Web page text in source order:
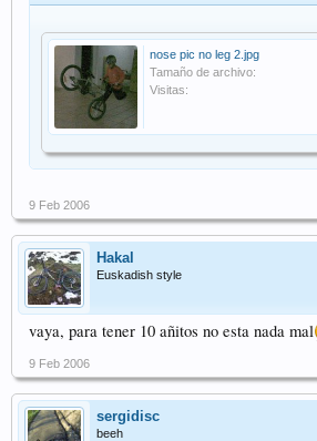
nose pic no leg 2.jpg
Tamaño de archivo:
Visitas:
9 Feb 2006
Hakal
Euskadish style
vaya, para tener 10 añitos no esta nada mal
9 Feb 2006
sergidisc
beeh